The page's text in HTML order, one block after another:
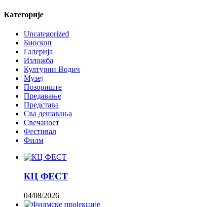
Категорије
Uncategorized
Биоскоп
Галерија
Изложба
Културни Водич
Музеј
Позориште
Предавање
Представа
Сва дешавања
Свечаност
Фестивал
Филм
КЦ ФЕСТ
04/08/2026